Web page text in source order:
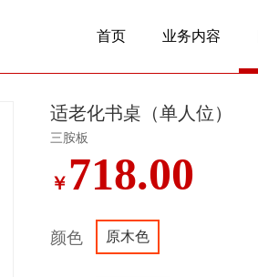
首页 业务内容
适老化书桌（单人位）
三胺板
￥ 718.00
颜色 原木色